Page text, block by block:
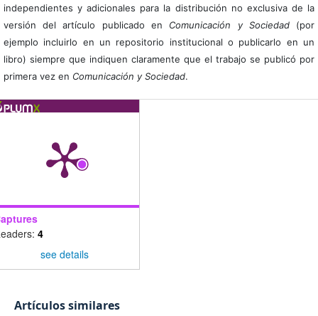
independientes y adicionales para la distribución no exclusiva de la
versión del artículo publicado en Comunicación y Sociedad(por
ejemplo incluirlo en un repositorio institucional o publicarlo en un
libro) siempre que indiquen claramente que el trabajo se publicó por
primera vez en Comunicación y Sociedad.
4
see details
Artículos similares